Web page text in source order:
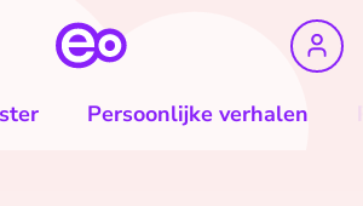
Persoonlijke verhalen